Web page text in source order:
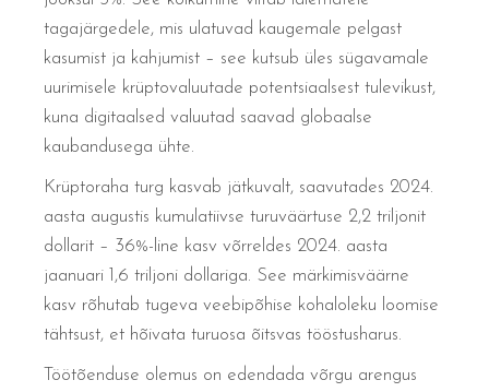
tagajärgedele, mis ulatuvad kaugemale pelgast
kasumist ja kahjumist – see kutsub üles sügavamale
uurimisele krüptovaluutade potentsiaalsest tulevikust,
kuna digitaalsed valuutad saavad globaalse
kaubandusega ühte.
Krüptoraha turg kasvab jätkuvalt, saavutades 2024.
aasta augustis kumulatiivse turuväärtuse 2,2 triljonit
dollarit – 36%-line kasv võrreldes 2024. aasta
jaanuari 1,6 triljoni dollariga. See märkimisväärne
kasv rõhutab tugeva veebipõhise kohaloleku loomise
tähtsust, et hõivata turuosa õitsvas tööstusharus.
Töötõenduse olemus on edendada võrgu arengus